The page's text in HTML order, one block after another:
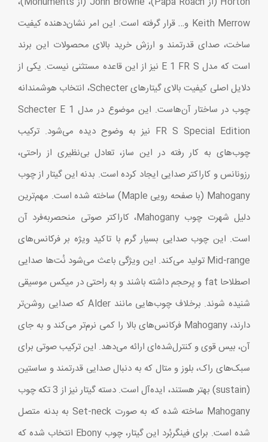
Keith Merrow و… قرار گرفته است. این امر نشان‌دهنده کیفیت
ساخت، صدای قدرتمند و ارزش خرید بالای محصولات این برند
است که مدل E 1 FR S نیز از این قاعده مستثنی نیست. یکی از
دلایل اصلی کیفیت بالای گیتارهای Schecter، انتخاب هوشمندانه
چوب در ساختار آن‌هاست. این موضوع در مدل Schecter E 1
FR S Special Edition نیز به وضوح دیده می‌شود. ترکیب
چوب‌های به کار رفته در این ساز، تعادل بی‌نظیری از راحتی،
رزونانس و کاراکتر صدایی ایجاد کرده است. بدنه این گیتار از چوب
Mahogany (با صفحه رویی Maple) ساخته شده است. مهم‌ترین
دلیل شهرت چوب Mahogany، کاراکتر صوتی منحصربه‌فرد آن
است. این چوب صدایی بسیار گرم با تاکید ویژه بر فرکانس‌های
Mid-range تولید می‌کند. این ویژگی باعث می‌شود نُت‌ها صدایی
اصطلاحا fat و پرحجم داشته باشند و به راحتی در میکس موسیقی
شنیده شوند. برخلاف چوب‌هایی مانند Alder که صدایی روشن‌تر
دارند، Mahogany فرکانس‌های بالا را کمی نرم‌تر می‌کند و به جای
آن، بیس قوی و کنترل‌شده‌ای ارائه می‌دهد. این ترکیب صوتی برای
سبک‌های راک، بلوز و متال که به دنبال صدایی قدرتمند و ساستین
(sustain) بهتر هستند، ایده‌آل است. دسته گیتار نیز از 3 تکه چوب
Mahogany ساخته شده که به صورت Set-neck به بدنه متصل
شده است. برای فینگربُرد این گیتار، چوب Ebony انتخاب شده که